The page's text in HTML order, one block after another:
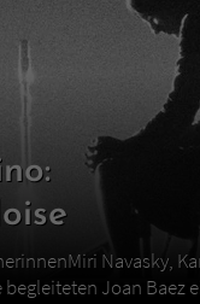
Navasky,
begleiteten Joan Baez